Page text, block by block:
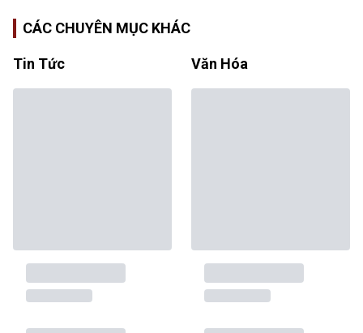
CÁC CHUYÊN MỤC KHÁC
Tin Tức Văn Hóa